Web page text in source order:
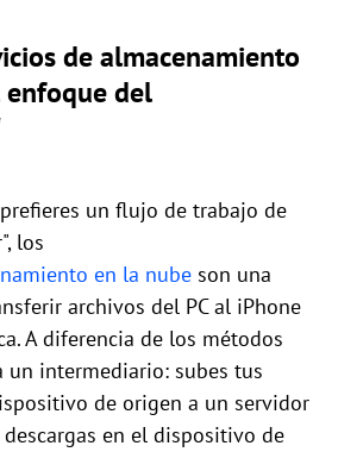
de almacenamiento
del
un flujo de trabajo de
los
en la nube son una
archivos del PC al iPhone
A diferencia de los métodos
un intermediario: subes tus
de origen a un servidor
en el dispositivo de